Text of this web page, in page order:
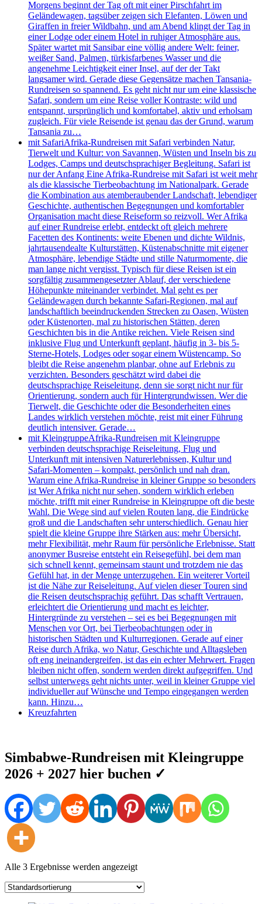
Morgens beginnt der Tag oft mit einer Pirschfahrt im
Geländewagen, tagsüber zeigen sich Elefanten, Löwen und
Giraffen in freier Wildbahn, und am Abend klingt der Tag in
einer Lodge oder einem Hotel in ruhiger Atmosphäre aus.
Später wartet mit Sansibar eine völlig andere Welt: feiner,
weißer Sand, Palmen, türkisfarbenes Wasser und die
angenehme Leichtigkeit einer Insel, auf der der Takt
langsamer wird. Gerade diese Gegensätze machen Tansania-
Rundreisen so spannend. Es geht nicht nur um eine klassische
Safari, sondern um eine Reise voller Kontraste: wild und
entspannt, ursprünglich und komfortabel, aktiv und erholsam
zugleich. Für viele Reisende ist genau das der Grund, warum
Tansania zu…
mit SafariAfrika-Rundreisen mit Safari verbinden Natur,
Tierwelt und Kultur: von Savannen, Wüsten und Inseln bis zu
Lodges, Camps und deutschsprachiger Begleitung. Safari ist
nur der Anfang Eine Afrika-Rundreise mit Safari ist weit mehr
als die klassische Tierbeobachtung im Nationalpark. Gerade
die Kombination aus atemberaubender Landschaft, lebendiger
Geschichte, authentischen Begegnungen und komfortabler
Organisation macht diese Reiseform so reizvoll. Wer Afrika
auf einer Rundreise erlebt, entdeckt oft gleich mehrere
Facetten des Kontinents: weite Ebenen und dichte Wildnis,
jahrtausendealte Kulturstätten, Küstenabschnitte mit eigener
Atmosphäre, lebendige Städte und stille Naturmomente, die
man lange nicht vergisst. Typisch für diese Reisen ist ein
sorgfältig zusammengesetzter Ablauf, der verschiedene
Höhepunkte miteinander verbindet. Mal geht es per
Geländewagen durch bekannte Safari-Regionen, mal auf
landschaftlich beeindruckenden Strecken zu Oasen, Wüsten
oder Küstenorten, mal zu historischen Stätten, deren
Geschichten bis in die Antike reichen. Viele Reisen sind
inklusive Flug und Unterkunft geplant, häufig in 3- bis 5-
Sterne-Hotels, Lodges oder sogar einem Wüstencamp. So
bleibt die Reise angenehm planbar, ohne auf Erlebnis zu
verzichten. Besonders geschätzt wird dabei die
deutschsprachige Reiseleitung, denn sie sorgt nicht nur für
Orientierung, sondern auch für Hintergrundwissen. Wer die
Tierwelt, die Geschichte oder die Besonderheiten eines
Landes wirklich verstehen möchte, reist mit einer Führung
deutlich intensiver. Gerade…
mit KleingruppeAfrika-Rundreisen mit Kleingruppe
verbinden deutschsprachige Reiseleitung, Flug und
Unterkunft mit intensiven Naturerlebnissen, Kultur und
Safari-Momenten – kompakt, persönlich und nah dran.
Warum eine Afrika-Rundreise in kleiner Gruppe so besonders
ist Wer Afrika nicht nur sehen, sondern wirklich erleben
möchte, trifft mit einer Rundreise in Kleingruppe oft die beste
Wahl. Die Wege sind auf vielen Routen lang, die Eindrücke
groß und die Landschaften sehr unterschiedlich. Genau hier
spielt die kleine Gruppe ihre Stärken aus: mehr Übersicht,
mehr Flexibilität, mehr Raum für persönliche Erlebnisse. Statt
anonymer Busreise entsteht ein Reisegefühl, bei dem man
sich schnell kennt, gemeinsam staunt und trotzdem nie das
Gefühl hat, in der Menge unterzugehen. Ein weiterer Vorteil
ist die Nähe zur Reiseleitung. Auf vielen dieser Touren sind
die Reisen deutschsprachig geführt. Das schafft Vertrauen,
erleichtert die Orientierung und macht es leichter,
Hintergründe zu verstehen – sei es bei Begegnungen mit
Menschen vor Ort, bei Tierbeobachtungen oder in
historischen Städten und Kulturregionen. Gerade auf einer
Reise durch Afrika, wo Natur, Geschichte und Alltagsleben
oft eng ineinandergreifen, ist das ein echter Mehrwert. Fragen
bleiben nicht offen, sondern werden direkt aufgegriffen. Und
selbst unterwegs geht nichts unter, weil in kleiner Gruppe viel
individueller auf Wünsche und Tempo eingegangen werden
kann. Hinzu…
Kreuzfahrten
Simbabwe-Rundreisen mit Kleingruppe
2026 + 2027 hier buchen ✓
Alle 3 Ergebnisse werden angezeigt